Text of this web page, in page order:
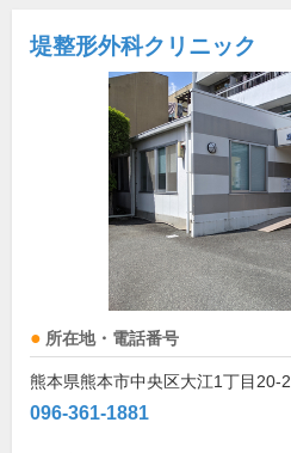
堤整形外科クリニック
所在地・電話番号
熊本県熊本市中央区大江1丁目20-2
096-361-1881